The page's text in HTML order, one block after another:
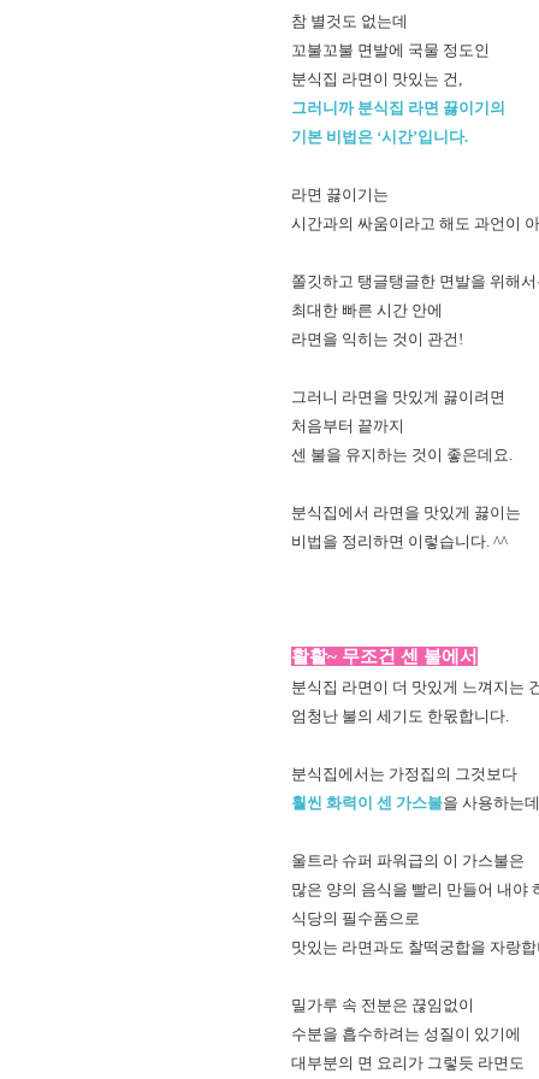
참 별것도 없는데
꼬불꼬불 면발에 국물 정도인
분식집 라면이 맛있는 건,
그러니까 분식집 라면 끓이기의
기본 비법은 ‘시간’입니다.
라면 끓이기는
시간과의 싸움이라고 해도 과언이
쫄깃하고 탱글탱글한 면발을 위해서
최대한 빠른 시간 안에
라면을 익히는 것이 관건!
그러니 라면을 맛있게 끓이려면
처음부터 끝까지
센 불을 유지하는 것이 좋은데요.
분식집에서 라면을 맛있게 끓이는
비법을 정리하면 이렇습니다. ^^
활활~ 무조건 센 불에서
분식집 라면이 더 맛있게 느껴지는
엄청난 불의 세기도 한몫합니다.
분식집에서는 가정집의 그것보다
훨씬 화력이 센 가스불을 사용하는
울트라 슈퍼 파워급의 이 가스불은
많은 양의 음식을 빨리 만들어 내야
식당의 필수품으로
맛있는 라면과도 찰떡궁합을 자랑
밀가루 속 전분은 끊임없이
수분을 흡수하려는 성질이 있기에
대부분의 면 요리가 그렇듯 라면도